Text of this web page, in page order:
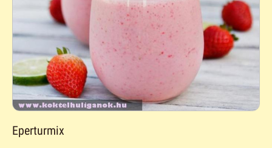
Eperturmix